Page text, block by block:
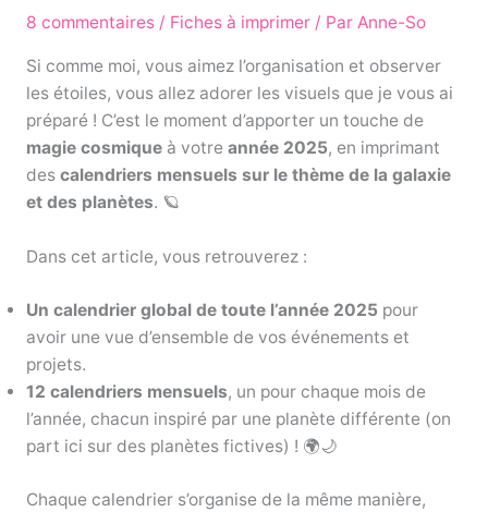
8 commentaires / Fiches à imprimer/ Par Anne-So
Si comme moi, vous aimez l’organisation et observer
les étoiles, vous allez adorer les visuels que je vous ai
préparé ! C’est le moment d’apporter un touche de
magie cosmiqueà votre année 2025, en imprimant
des calendriers mensuels sur le thème de la galaxie
et des planètes. 🪐
Dans cet article, vous retrouverez :
Un calendrier global de toute l’année 2025 pour
avoir une vue d’ensemble de vos événements et
projets.
12 calendriers mensuels, un pour chaque mois de
l’année, chacun inspiré par une planète différente (on
part ici sur des planètes fictives) ! 🌍🌙
Chaque calendrier s’organise de la même manière,